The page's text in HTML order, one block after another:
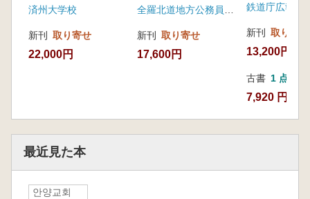
済州大学校
新刊 取り寄せ
22,000円
新刊 取り寄せ
17,600円
鉄道庁広報担
新刊 取り寄せ
13,200円
古書 1 点
7,920 円
最近見た本
안양교회